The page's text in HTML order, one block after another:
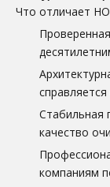
Что отличает
Стабильная
качество
компаниям